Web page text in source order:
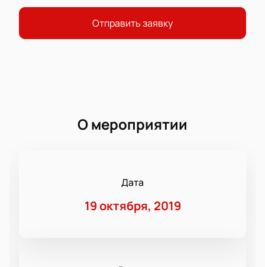
Отправить заявку
О мероприятии
Дата
19 октября, 2019